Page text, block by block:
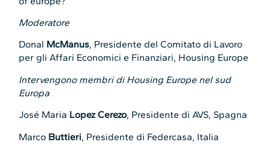
Moderatore
Donal McManus, Presidente del Comitato di Lavoro
per gli Affari Economici e Finanziari, Housing Europe
Intervengono membri di Housing Europe nel sud
Europa
José Maria Lopez Cerezo, Presidente di AVS, Spagna
Marco Buttieri, Presidente di Federcasa, Italia